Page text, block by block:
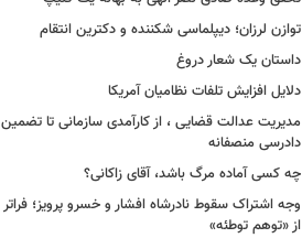
توازن لرزان؛ دیپلماسی شکننده و دکترین انتقام
داستان یک شعار دروغ
دلایل افزایش تلفات نظامیان آمریکا
مدیریت عدالت قضایی ، از کارآمدی سازمانی تا تضمین
دادرسی منصفانه
چه کسی آماده مرگ باشد، آقای زاکانی؟
وجه اشتراک سقوط نادرشاه افشار و خسرو پرویز؛ فراتر
از «توهم توطئه»